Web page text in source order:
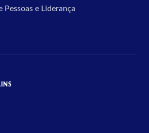
Pessoas e Liderança